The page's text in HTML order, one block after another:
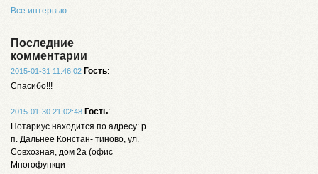
Все интервью
Последние
комментарии
2015-01-31 11:46:02 Гость:
Спасибо!!!
2015-01-30 21:02:48 Гость:
Нотариус находится по адресу: р.
п. Дальнее Констан- тиново, ул.
Совхозная, дом 2а (офис
Многофункци